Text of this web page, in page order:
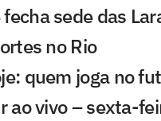
sede das
no Rio
quem joga no
ao vivo – sexta-